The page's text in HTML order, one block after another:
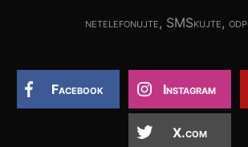
netelefonujte, SMSkujte,
Facebook Instagram
X.com